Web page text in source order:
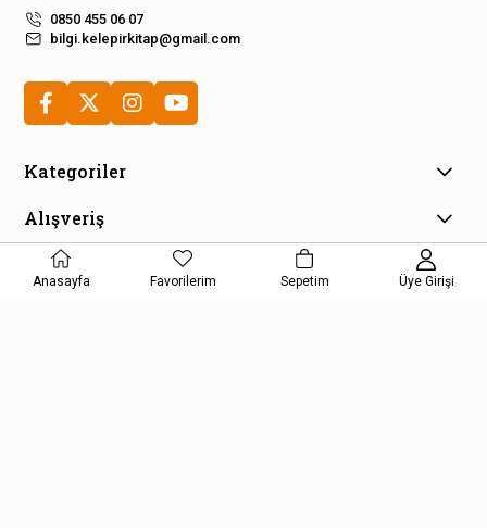
0850 455 06 07
bilgi.kelepirkitap@gmail.com
Kategoriler
Alışveriş
Müşteri Hizmetleri
Anasayfa Favorilerim Sepetim Üye Girişi